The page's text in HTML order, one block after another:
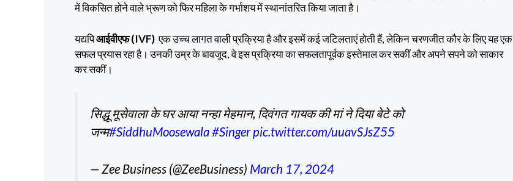
में विकसित होने वाले भ्रूण को फिर महिला के गर्भाशय में स्थानांतरित किया जाता है।
यद्यपिआईवीएफ (IVF) एक उच्च लागत वाली प्रक्रिया है और इसमें कई जटिलताएं होती हैं, लेकिन चरणजीत कौर के लिए यह एक
सफल प्रयास रहा है। उनकी उम्र के बावजूद, वे इस प्रक्रिया का सफलतापूर्वक इस्तेमाल कर सकीं और अपने सपने को साकार
कर सकीं।
सिद्धू मूसेवाला के घर आया नन्हा मेहमान, दिवंगत गायक की मां ने दिया बेटे को
जन्म#SiddhuMoosewala#Singerpic.twitter.com/uuavSJsZ55
— Zee Business (@ZeeBusiness) March 17, 2024